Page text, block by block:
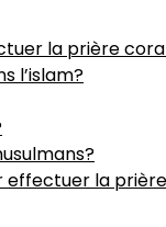
la prière
l’islam?
effectuer la